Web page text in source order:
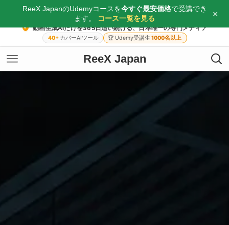
動画生成AIだけを365日追い続ける、日本唯一の専門メディア
40+ カバーAIツール 🏆 Udemy受講生 1000名以上
ReeX Japan
ReeX JapanのUdemyコースを今すぐ最安価格で受講でき
ます。
コース一覧を見る ×